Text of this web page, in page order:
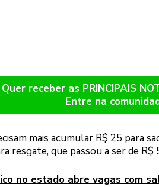
Quer receber as PRINCIPAIS
Entre na
mais acumular R$ 25 para
resgate, que passou a ser de R$
no estado abre vagas com